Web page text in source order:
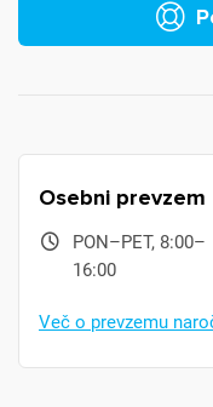
Osebni prevzem
PON–PET, 8:00–
16:00
Več o prevzemu